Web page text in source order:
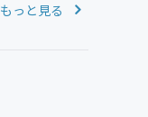
もっと見る